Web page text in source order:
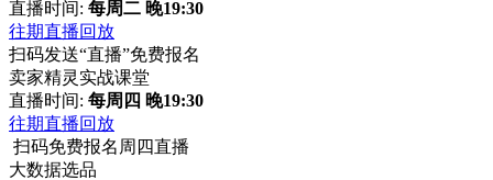
直播时间: 每周二 晚19:30
往期直播回放
扫码发送“直播”免费报名
卖家精灵实战课堂
直播时间: 每周四 晚19:30
往期直播回放
扫码免费报名周四直播
大数据选品